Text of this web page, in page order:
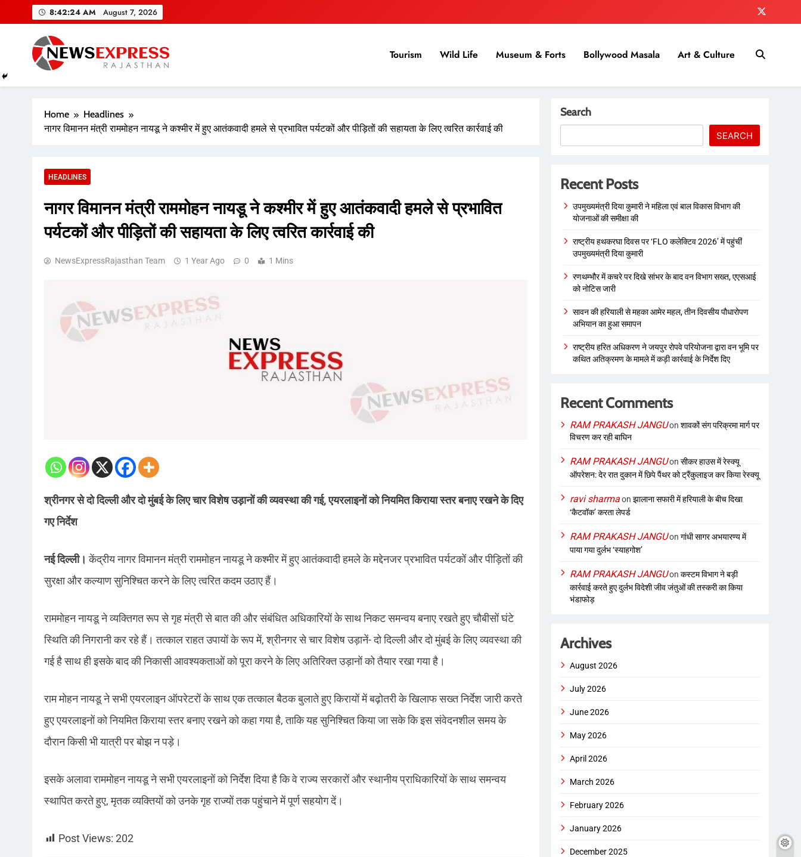
8:42:25 AM August 7, 2026
Tourism Wild Life Museum & Forts Bollywood Masala Art & Culture
Home
Headlines
नागर विमानन मंत्री राममोहन नायडू ने कश्मीर में हुए आतंकवादी हमले से प्रभावित पर्यटकों और पीड़ितों की सहायता के लिए त्वरित कार्रवाई की
HEADLINES
नागर विमानन मंत्री राममोहन नायडू ने कश्मीर में हुए आतंकवादी हमले से प्रभावित
पर्यटकों और पीड़ितों की सहायता के लिए त्वरित कार्रवाई की
NewsExpressRajasthan Team 1 Year Ago 0 1 Mins
श्रीनगर से दो दिल्ली और दो मुंबई के लिए चार विशेष उड़ानों की व्यवस्था की गई, एयरलाइनों को नियमित किराया स्तर बनाए रखने के दिए
गए निर्देश
नई दिल्ली।केंद्रीय नागर विमानन मंत्री राममोहन नायडू ने कश्मीर में हुए आतंकवादी हमले के मद्देनजर प्रभावित पर्यटकों और पीड़ितों की
सुरक्षा और कल्याण सुनिश्चित करने के लिए त्वरित कदम उठाए हैं।
राममोहन नायडू ने व्यक्तिगत रूप से गृह मंत्री से बात की और संबंधित अधिकारियों के साथ निकट समन्वय बनाए रखते हुए चौबीसों घंटे
स्थिति की निगरानी कर रहे हैं। तत्काल राहत उपायों के रूप में, श्रीनगर से चार विशेष उड़ानें- दो दिल्ली और दो मुंबई के लिए व्यवस्था की
गई है साथ ही इसके बाद की निकासी आवश्यकताओं को पूरा करने के लिए अतिरिक्त उड़ानों को तैयार रखा गया है।
राम मोहन नायडू ने सभी एयरलाइन ऑपरेटरों के साथ एक तत्काल बैठक बुलाते हुए किरायों में बढ़ोतरी के खिलाफ सख्त निर्देश जारी करते
हुए एयरलाइनों को नियमित किराया स्तर बनाए रखने को कहा गया है, ताकि यह सुनिश्चित किया जा सके कि इस संवेदनशील समय के
दौरान किसी भी यात्री पर बोझ न पड़े।
इसके अलावा राममोहन नायडू ने सभी एयरलाइनों को निर्देश दिया है कि वे राज्य सरकारों और स्थानीय प्राधिकारियों के साथ समन्वय
स्थापित करते हुए, मृतक व्यक्तियों को उनके गृह राज्यों तक पहुंचाने में पूर्ण सहयोग दें।
Post Views: 202
Search
SEARCH
Recent Posts
उपमुख्यमंत्री दिया कुमारी ने महिला एवं बाल विकास विभाग की
योजनाओं की समीक्षा की
राष्ट्रीय हथकरघा दिवस पर ‘FLO कलेक्टिव 2026’ में पहुंचीं
उपमुख्यमंत्री दिया कुमारी
रणथम्भौर में कचरे पर दिखे सांभर के बाद वन विभाग सख्त, एएसआई
को नोटिस जारी
सावन की हरियाली से महका आमेर महल, तीन दिवसीय पौधारोपण
अभियान का हुआ समापन
राष्ट्रीय हरित अधिकरण ने जयपुर रोपवे परियोजना द्वारा वन भूमि पर
कथित अतिक्रमण के मामले में कड़ी कार्रवाई के निर्देश दिए
Recent Comments
RAM PRAKASH JANGUonशावकों संग परिक्रमा मार्ग पर
विचरण कर रही बाघिन
RAM PRAKASH JANGUonसीकर हाउस में रेस्क्यू
ऑपरेशन: देर रात दुकान में छिपे पैंथर को ट्रैंकुलाइज कर किया रेस्क्यू
ravi sharmaonझालाना सफारी में हरियाली के बीच दिखा
‘कैटवॉक’ करता लेपर्ड
RAM PRAKASH JANGUonगांधी सागर अभयारण्य में
पाया गया दुर्लभ ‘स्याहगोश’
RAM PRAKASH JANGUonकस्टम विभाग ने बड़ी
कार्रवाई करते हुए दुर्लभ विदेशी जीव जंतुओं की तस्करी का किया
भंडाफोड़
Archives
August 2026
July 2026
June 2026
May 2026
April 2026
March 2026
February 2026
January 2026
December 2025